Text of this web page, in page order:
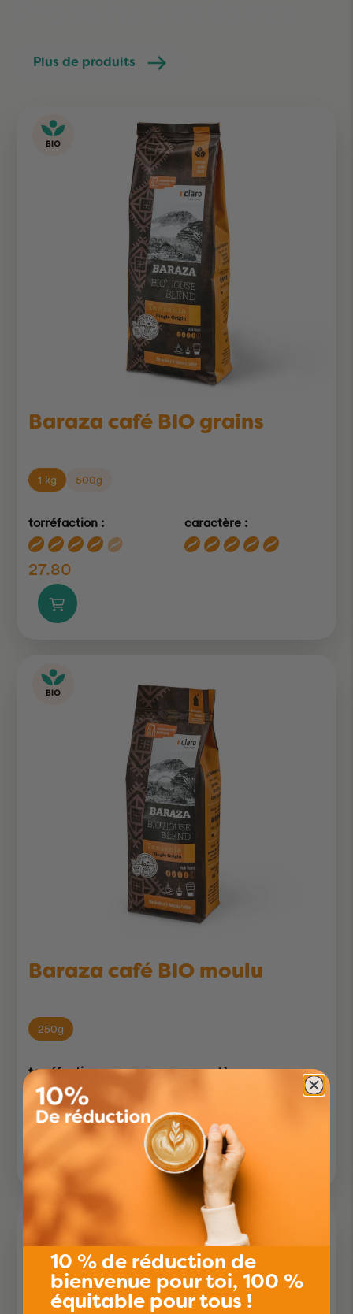
Plus de produits
Baraza café BIO grains
1 kg 500g
torréfaction : caractère :
27.80
Baraza café BIO moulu
250g
torréfaction : caractère :
8.90
10 % de réduction de
bienvenue pour toi, 100 %
équitable pour tous !